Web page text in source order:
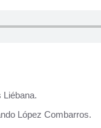
Liébana.
López Combarros.